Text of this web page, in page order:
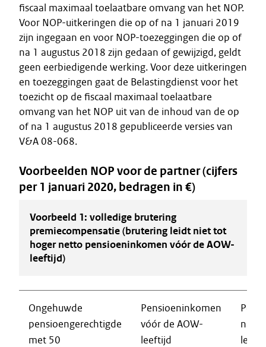
fiscaal maximaal toelaatbare omvang van het NOP.
Voor NOP-uitkeringen die op of na 1 januari 2019
zijn ingegaan en voor NOP-toezeggingen die op of
na 1 augustus 2018 zijn gedaan of gewijzigd, geldt
geen eerbiedigende werking. Voor deze uitkeringen
en toezeggingen gaat de Belastingdienst voor het
toezicht op de fiscaal maximaal toelaatbare
omvang van het NOP uit van de inhoud van de op
of na 1 augustus 2018 gepubliceerde versies van
V&A 08-068.
Voorbeelden NOP voor de partner (cijfers
per 1 januari 2020, bedragen in €)
Voorbeeld 1: volledige brutering
premiecompensatie (brutering leidt niet tot
hoger netto pensioeninkomen vóór de AOW-
leeftijd)
Ongehuwde
pensioengerechtigde
met 50
Pensioeninkomen
vóór de AOW-
leeftijd
na